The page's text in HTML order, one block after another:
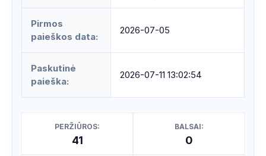
Pirmos
paieškos data:
2026-07-05
Paskutinė
paieška:
2026-07-11 13:02:54
PERŽIŪROS:
41
BALSAI:
0